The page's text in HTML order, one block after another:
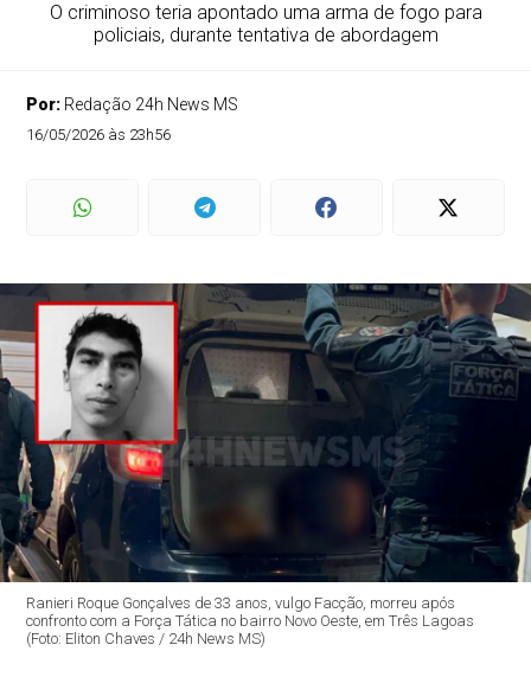
O criminoso teria apontado uma arma de fogo para
policiais, durante tentativa de abordagem
Por: Redação 24h News MS
16/05/2026 às 23h56
Ranieri Roque Gonçalves de 33 anos, vulgo Facção, morreu após
confronto com a Força Tática no bairro Novo Oeste, em Três Lagoas
(Foto: Eliton Chaves / 24h News MS)